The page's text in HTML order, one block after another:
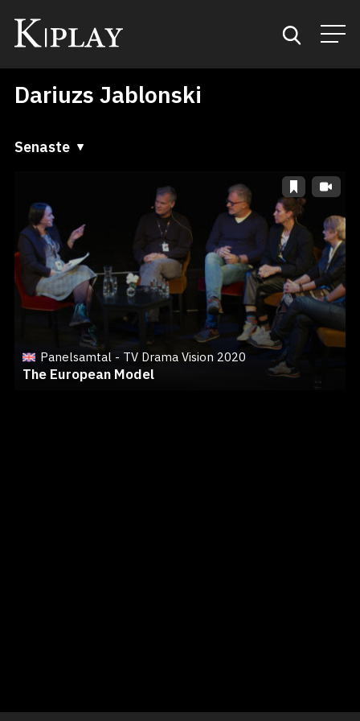
Start
Sök
Kategorier
Mina favoriter
Dariuzs Jablonski
Senaste
A till Ö
Ö till A
Panelsamtal - TV Drama Vision 2020
The European Model